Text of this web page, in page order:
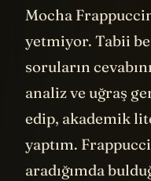
Mocha
yetmiyor. Tabii
soruların
analiz ve uğraş
edip, akademik
yaptım.
aradığımda